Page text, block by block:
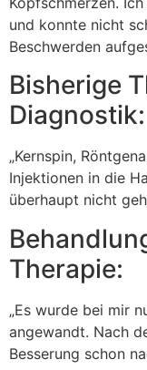
und konnte nicht
Beschwerden
Bisherige
Diagnostik:
„Kernspin,
Injektionen in die
überhaupt nicht
Therapie:
„Es wurde bei mir
angewandt. Nach
Besserung schon